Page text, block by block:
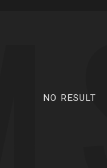
NO RESULT